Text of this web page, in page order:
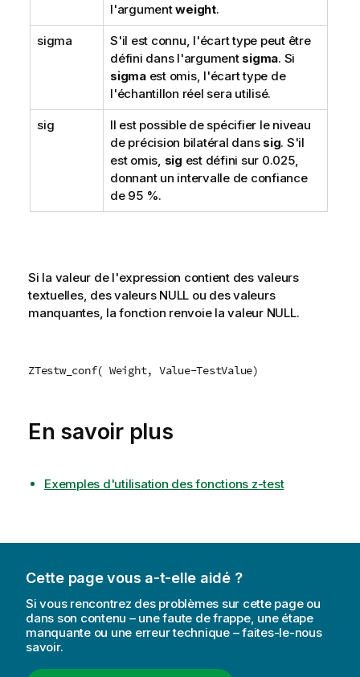
l'argumentweight.
sigma
S'il est connu, l'écart type peut être
défini dans l'argument sigma. Si
sigmaest omis, l'écart type de
l'échantillon réel sera utilisé.
sig
Il est possible de spécifier le niveau
de précision bilatéral dans sig. S'il
est omis, sig est défini sur 0.025,
donnant un intervalle de confiance
de 95 %.
Si la valeur de l'expression contient des valeurs
textuelles, des valeurs NULL ou des valeurs
manquantes, la fonction renvoie la valeur NULL.
ZTestw_conf( Weight, Value-TestValue)
En savoir plus
Exemples d'utilisation des fonctions z-test
Cette page vous a-t-elle aidé ?
Si vous rencontrez des problèmes sur cette page ou
dans son contenu – une faute de frappe, une étape
manquante ou une erreur technique – faites-le-nous
savoir.